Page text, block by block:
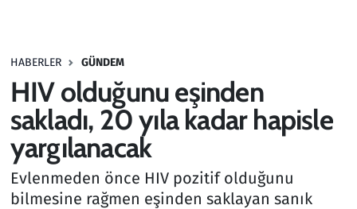
HABERLER GÜNDEM
HIV olduğunu eşinden
sakladı, 20 yıla kadar hapisle
yargılanacak
Evlenmeden önce HIV pozitif olduğunu
bilmesine rağmen eşinden saklayan sanık
Haber
Kültür Sanat
Kurumsal Haberler
Lezzet Durağı